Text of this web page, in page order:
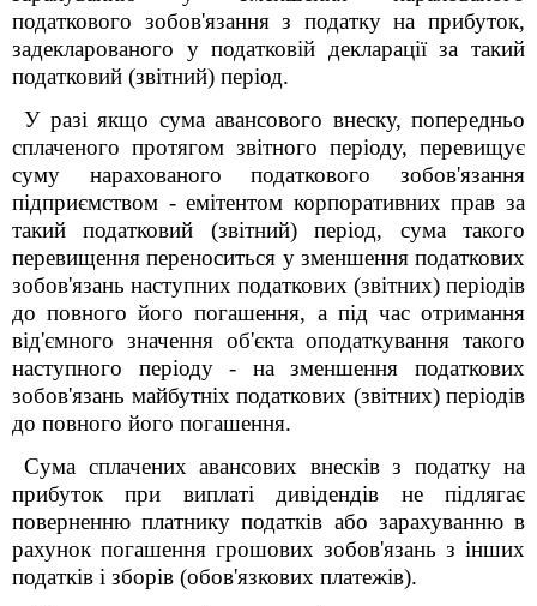
податкового зобов'язання з податку на прибуток,
задекларованого у податковій декларації за такий
податковий (звітний) період.
У разі якщо сума авансового внеску, попередньо
сплаченого протягом звітного періоду, перевищує
суму нарахованого податкового зобов'язання
підприємством - емітентом корпоративних прав за
такий податковий (звітний) період, сума такого
перевищення переноситься у зменшення податкових
зобов'язань наступних податкових (звітних) періодів
до повного його погашення, а під час отримання
від'ємного значення об'єкта оподаткування такого
наступного періоду - на зменшення податкових
зобов'язань майбутніх податкових (звітних) періодів
до повного його погашення.
Сума сплачених авансових внесків з податку на
прибуток при виплаті дивідендів не підлягає
поверненню платнику податків або зарахуванню в
рахунок погашення грошових зобов'язань з інших
податків і зборів (обов'язкових платежів).